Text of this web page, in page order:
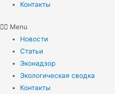
Контакты
Menu
Новости
Статьи
Эконадзор
Экологическая сводка
Контакты